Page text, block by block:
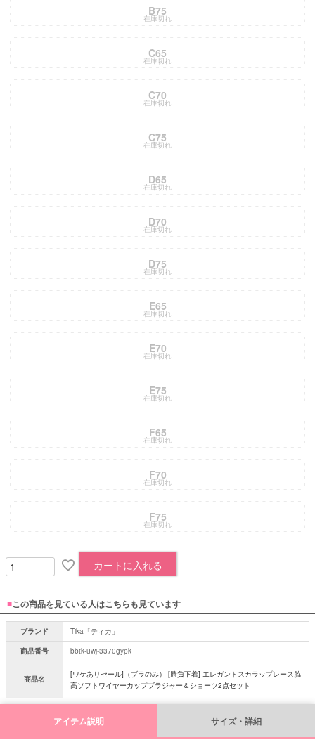
B75
在庫切れ
C65
在庫切れ
C70
在庫切れ
C75
在庫切れ
D65
在庫切れ
D70
在庫切れ
D75
在庫切れ
E65
在庫切れ
E70
在庫切れ
E75
在庫切れ
F65
在庫切れ
F70
在庫切れ
F75
在庫切れ
カートに入れる
■この商品を見ている人はこちらも見ています
ブランド
Tika「ティカ」
商品番号
bbtk-uwj-3370gypk
商品名
[ワケありセール]（ブラのみ） [勝負下着] エレガントスカラップレース脇
高ソフトワイヤーカップブラジャー＆ショーツ2点セット
アイテム説明 サイズ・詳細